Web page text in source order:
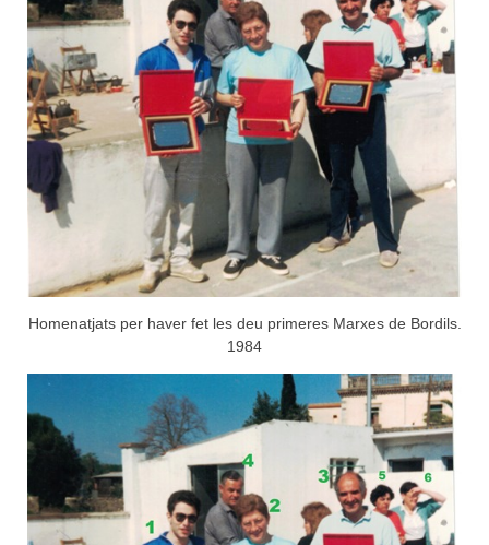
Homenatjats per haver fet les deu primeres Marxes de Bordils.
1984